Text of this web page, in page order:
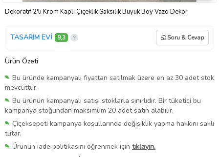
Dekoratif 2'li Krom Kaplı Çiçeklik Saksılık Büyük Boy Vazo Dekor
TASARIM EVİ 9,3 Soru & Cevap
Ürün Özeti
Bu üründe kampanyalı fiyattan satılmak üzere en az 30 adet stok
mevcuttur.
Bu ürünün kampanyalı satışı stoklarla sınırlıdır. Bir tüketici bu
kampanya stoğundan maksimum 20 adet satın alabilir.
Çiçeksepeti kampanya koşullarında değişiklik yapma hakkını saklı
tutar.
Ürünün iade politikasını öğrenmek için tıklayın.